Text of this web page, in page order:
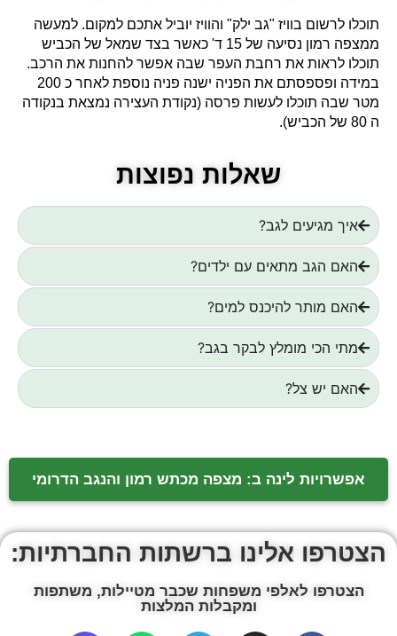
תוכלו לרשום בוויז "גב ילק" והוויז יוביל אתכם למקום. למעשה
ממצפה רמון נסיעה של 15 ד' כאשר בצד שמאל של הכביש
תוכלו לראות את רחבת העפר שבה אפשר להחנות את הרכב.
במידה ופספסתם את הפניה ישנה פניה נוספת לאחר כ 200
מטר שבה תוכלו לעשות פרסה (נקודת העצירה נמצאת בנקודה
ה 80 של הכביש).
שאלות נפוצות
איך מגיעים לגב?
האם הגב מתאים עם ילדים?
האם מותר להיכנס למים?
מתי הכי מומלץ לבקר בגב?
האם יש צל?
אפשרויות לינה ב: מצפה מכתש רמון והנגב הדרומי
הצטרפו אלינו ברשתות החברתיות:
הצטרפו לאלפי משפחות שכבר מטיילות, משתפות
ומקבלות המלצות